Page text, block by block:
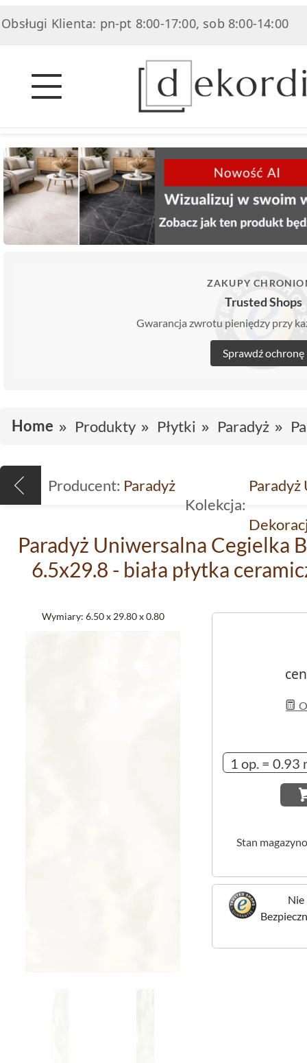
Klienta: pn-pt 8:00-17:00, sob 8:00-14:00 |
ZAKUPY
Trusted Shops
Gwarancja zwrotu pieniędzy przy
Sprawdź ochronę
Home Produkty Płytki Paradyż
Producent: Paradyż
Kolekcja:
Paradyż Uniwersalna Cegielka
6.5x29.8 - biała płytka
Wymiary: 6.50 x 29.80 x 0.80
Stan
Nie